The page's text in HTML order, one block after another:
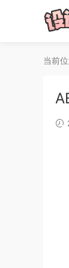
当前位